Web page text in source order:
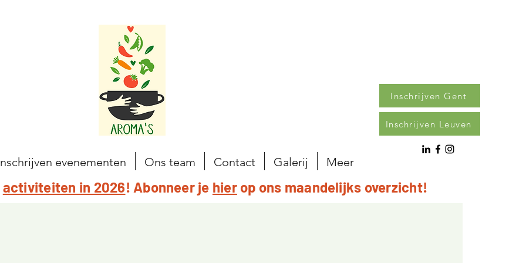
Inschrijven Gent
Inschrijven Leuven
evenementen Ons team Contact Galerij Meer
activiteiten in 2026! Abonneer je hierop ons maandelijks overzicht!